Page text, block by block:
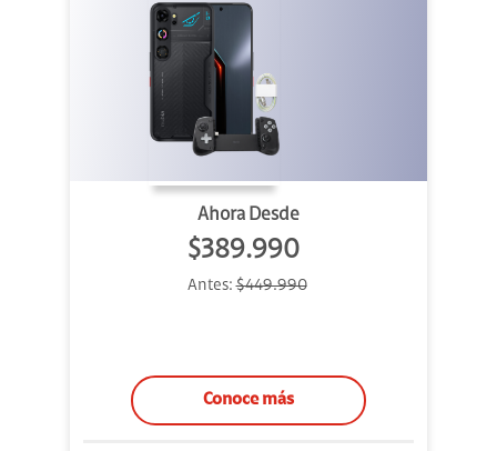
Ahora Desde
$389.990
Antes:$449.990
Conoce más